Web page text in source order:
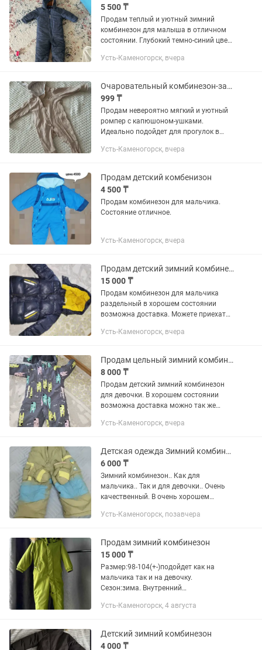
5 500 ₸
Продам теплый и уютный зимний
комбинезон для малыша в отличном
состоянии. Глубокий темно-синий цвет,
холодную осень, еврозиму и морозную
Усть-Каменогорск, вчера
Очаровательный комбинезон-зайка для вашего малыша в отличном состоянии
999 ₸
Продам невероятно мягкий и уютный
ромпер с капюшоном-ушками.
Идеально подойдет для прогулок в
или в качестве поддевы. Материал:
Усть-Каменогорск, вчера
Продам детский комбенизон
4 500 ₸
Продам комбинезон для мальчика.
Состояние отличное.
Усть-Каменогорск, вчера
Продам детский зимний комбинезон
15 000 ₸
Продам комбинезон для мальчика
раздельный в хорошем состоянии
возможна доставка. Можете приехать
100см ростом. Зимой не мерз спинка
Усть-Каменогорск, вчера
Продам цельный зимний комбинезон
8 000 ₸
Продам детский зимний комбинезон
для девочки. В хорошем состоянии
возможна доставка можно так же
договоримся)
Усть-Каменогорск, вчера
Детская одежда Зимний комбинезон
6 000 ₸
Зимний комбинезон.. Как для
мальчика.. Так и для девочки.. Очень
качественный. В очень хорошем
размыто.Комбинезон очень теплый и
Усть-Каменогорск, позавчера
Продам зимний комбинезон
15 000 ₸
Размер:98-104(+-)подойдет как на
мальчика так и на девочку.
Сезон:зима. Внутренний
молния,липучки. Мех на капюшоне
удобный. Остальные вопросы по...
Усть-Каменогорск, 4 августа
Детский зимний комбинезон
4 000 ₸